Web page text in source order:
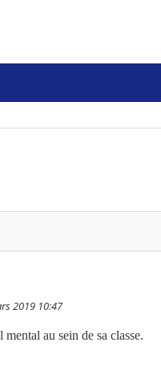
2019 10:47
au sein de sa classe.